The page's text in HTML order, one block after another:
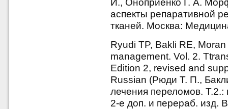
И., Оноприенко Г. А.
аспекты репаративной
тканей. Москва:
Ryudi TP, Bakli RE,
management. Vol. 2.
Edition 2, revised and
Russian (Рюди Т. П.,
лечения переломов.
2-е доп. и перераб. изд.